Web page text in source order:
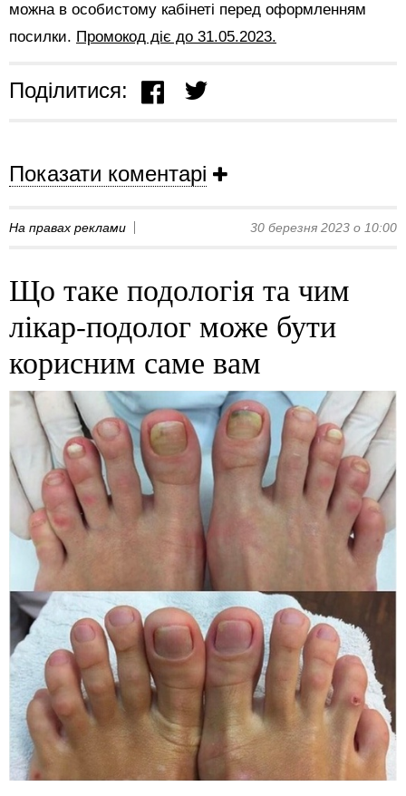
можна в особистому кабінеті перед оформленням
посилки. Промокод діє до 31.05.2023.
Поділитися:
Показати коментарі
На правах реклами 30 березня 2023 о 10:00
Що таке подологія та чим
лікар-подолог може бути
корисним саме вам